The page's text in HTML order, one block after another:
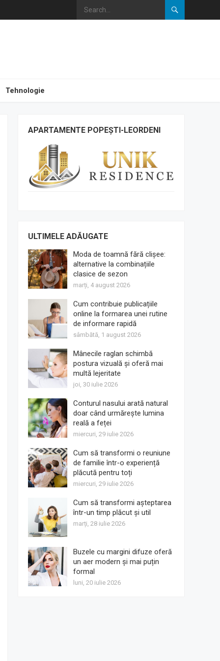
Tehnologie
APARTAMENTE POPEȘTI-LEORDENI
ULTIMELE ADĂUGATE
Moda de toamnă fără clișee:
alternative la combinațiile
clasice de sezon
marți, 4 august 2026
Cum contribuie publicațiile
online la formarea unei rutine
de informare rapidă
sâmbătă, 1 august 2026
Mânecile raglan schimbă
postura vizuală și oferă mai
multă lejeritate
joi, 30 iulie 2026
Conturul nasului arată natural
doar când urmărește lumina
reală a feței
miercuri, 29 iulie 2026
Cum să transformi o reuniune
de familie într-o experiență
plăcută pentru toți
miercuri, 29 iulie 2026
Cum să transformi așteptarea
într-un timp plăcut și util
marți, 28 iulie 2026
Buzele cu margini difuze oferă
un aer modern și mai puțin
formal
luni, 20 iulie 2026